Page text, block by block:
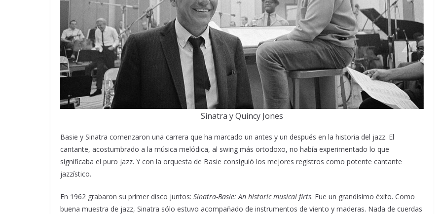
Sinatra y Quincy Jones
Basie y Sinatra comenzaron una carrera que ha marcado un antes y un después en la historia del jazz. El
cantante, acostumbrado a la música melódica, al swing más ortodoxo, no había experimentado lo que
significaba el puro jazz. Y con la orquesta de Basie consiguió los mejores registros como potente cantante
jazzístico.
En 1962 grabaron su primer disco juntos: Sinatra-Basie: An historic musical firts. Fue un grandísimo éxito. Como
buena muestra de jazz, Sinatra sólo estuvo acompañado de instrumentos de viento y maderas. Nada de cuerdas